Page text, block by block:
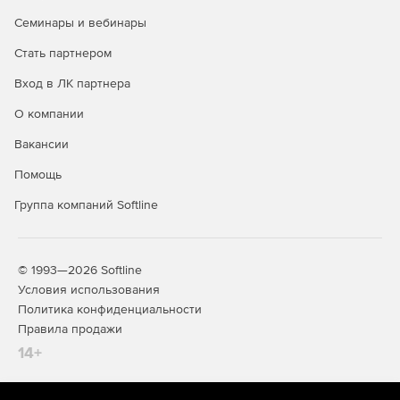
Семинары и вебинары
Стать партнером
Вход в ЛК партнера
О компании
Вакансии
Помощь
Группа компаний Softline
© 1993—2026 Softline
Условия использования
Политика конфиденциальности
Правила продажи
14+